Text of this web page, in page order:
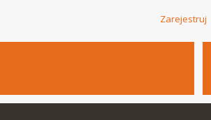
Zarejestruj